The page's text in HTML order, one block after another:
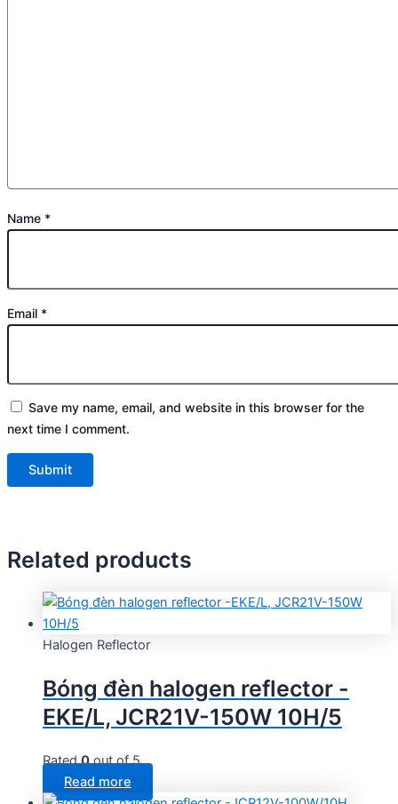
Name *
Email *
Save my name, email, and website in this browser for the
next time I comment.
Related products
Halogen Reflector
Bóng đèn halogen reflector -
EKE/L, JCR21V-150W 10H/5
Rated0out of 5
Read more